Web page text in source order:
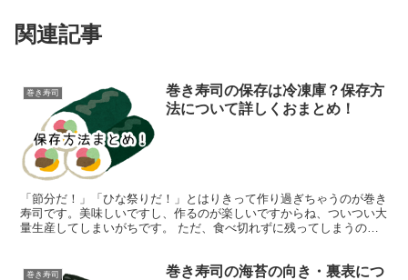
関連記事
巻き寿司
巻き寿司の保存は冷凍庫？保存方
法について詳しくおまとめ！
「節分だ！」「ひな祭りだ！」とはりきって作り過ぎちゃうのが巻き
寿司です。美味しいですし、作るのが楽しいですからね、ついつい大
量生産してしまいがちです。 ただ、食べ切れずに残ってしまうのが
巻き寿司
巻き寿司の海苔の向き・裏表につ